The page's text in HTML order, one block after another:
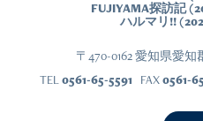
FUJIYAMA探訪記
ハルマリ!!
〒470-0162 愛知県愛
TEL 0561-65-5591 FAX0561-